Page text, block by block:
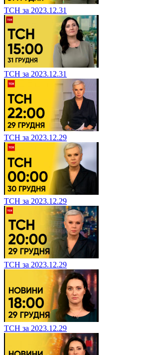
ТСН за 2023.12.31
ТСН за 2023.12.31
ТСН за 2023.12.29
ТСН за 2023.12.29
ТСН за 2023.12.29
ТСН за 2023.12.29